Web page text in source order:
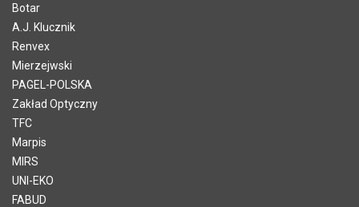
Botar
A.J. Klucznik
Renvex
Mierzejwski
PAGEL-POLSKA
Zakład Optyczny
TFC
Marpis
MIRS
UNI-EKO
FABUD